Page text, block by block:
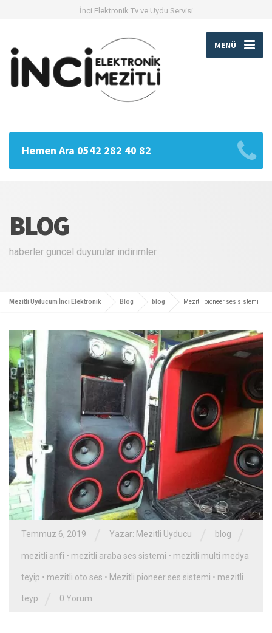
İnci Elektronik Tv ve Uydu Servisi
MENÜ
Hemen Ara 0542 282 40 82
BLOG
haberler güncel duyurular indirimler
Mezitli Uyducum İnci Elektronik Blog blog Mezitli pioneer ses sistemi
Temmuz 6, 2019 Yazar: Mezitli Uyducu blog
mezitli anfi • mezitli araba ses sistemi • mezitli multi medya
teyip • mezitli oto ses • Mezitli pioneer ses sistemi • mezitli
teyp 0 Yorum